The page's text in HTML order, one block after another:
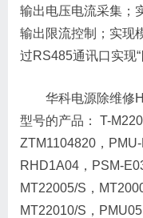
输出电压电流采集；
输出限流控制；实现
过RS485通讯口实现“
华科电源除维修
型号的产品： T-
ZTM1104820，
RHD1A04，PSM-
MT22005/S，
MT22010/S，